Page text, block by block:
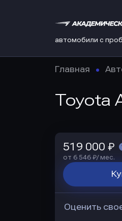
автомобили с
Главная
Toyota
519 000 ₽
от 6 546 ₽/ мес.
Оценить